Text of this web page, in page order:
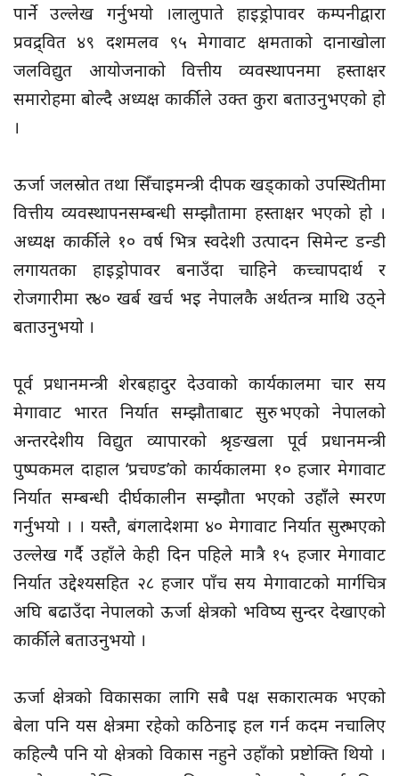
पार्ने उल्लेख गर्नुभयो ।लालुपाते हाइड्रोपावर कम्पनीद्वारा
प्रवद्र्वित ४९ दशमलव ९५ मेगावाट क्षमताको दानाखोला
जलविद्युत आयोजनाको वित्तीय व्यवस्थापनमा हस्ताक्षर
समारोहमा बोल्दै अध्यक्ष कार्कीले उक्त कुरा बताउनुभएको हो
।
ऊर्जा जलस्रोत तथा सिँचाइमन्त्री दीपक खड्काको उपस्थितीमा
वित्तीय व्यवस्थापनसम्बन्धी सम्झौतामा हस्ताक्षर भएको हो ।
अध्यक्ष कार्कीले १० वर्ष भित्र स्वदेशी उत्पादन सिमेन्ट डन्डी
लगायतका हाइड्रोपावर बनाउँदा चाहिने कच्चापदार्थ र
रोजगारीमा रु ४० खर्ब खर्च भइ नेपालकै अर्थतन्त्र माथि उठ्ने
बताउनुभयो ।
पूर्व प्रधानमन्त्री शेरबहादुर देउवाको कार्यकालमा चार सय
मेगावाट भारत निर्यात सम्झौताबाट सुरु भएको नेपालको
अन्तरदेशीय विद्युत व्यापारको श्रृङखला पूर्व प्रधानमन्त्री
पुष्पकमल दाहाल ‘प्रचण्ड’को कार्यकालमा १० हजार मेगावाट
निर्यात सम्बन्धी दीर्घकालीन सम्झौता भएको उहाँँले स्मरण
गर्नुभयो । । यस्तै, बंगलादेशमा ४० मेगावाट निर्यात सुरु भएको
उल्लेख गर्दै उहाँले केही दिन पहिले मात्रै १५ हजार मेगावाट
निर्यात उद्देश्यसहित २८ हजार पाँच सय मेगावाटको मार्गचित्र
अघि बढाउँदा नेपालको ऊर्जा क्षेत्रको भविष्य सुन्दर देखाएको
कार्कीले बताउनुभयो ।
ऊर्जा क्षेत्रको विकासका लागि सबै पक्ष सकारात्मक भएको
बेला पनि यस क्षेत्रमा रहेको कठिनाइ हल गर्न कदम नचालिए
कहिल्यै पनि यो क्षेत्रको विकास नहुने उहाँको प्रष्टोक्ति थियो ।